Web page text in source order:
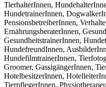
TierhalterInnen,
HundetrainerInnen,
PensionsbetreiberInnen,
ErnährungsberaterInnen,
GesundheitstrainerInnen,
HundefreundInnen,
HundefilmtrainerInnen,
Groomer, GassigängerInnen,
HotelbesitzerInnen,
TierpflegerInnen,